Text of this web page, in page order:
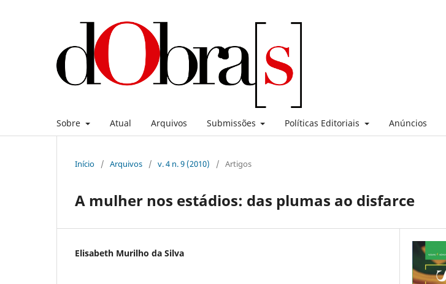
Sobre Atual Arquivos Submissões Políticas Editoriais Anúncios
Início / Arquivos / v. 4 n. 9 (2010) / Artigos
A mulher nos estádios: das plumas ao disfarce
Elisabeth Murilho da Silva